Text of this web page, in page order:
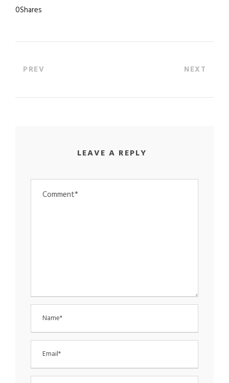
0Shares
PREV NEXT
LEAVE A REPLY